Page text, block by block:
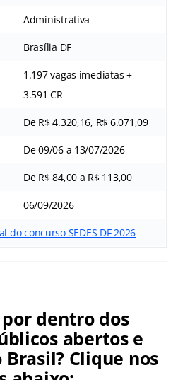
Administrativa
Brasília DF
1.197 vagas imediatas +
3.591 CR
De R$ 4.320,16, R$ 6.071,09
De 09/06 a 13/07/2026
De R$ 84,00 a R$ 113,00
06/09/2026
concurso SEDES DF 2026
dentro dos
abertos e
Clique nos